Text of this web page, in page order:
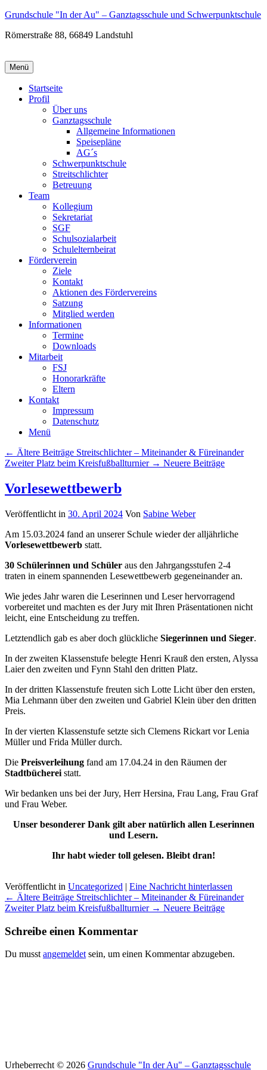
Zum
wechseln
Grundschule "In der Au" – Ganztagsschule und Schwerpunktschule
Römerstraße 88, 66849 Landstuhl
Menü
Startseite
Profil
Über uns
Ganztagsschule
Allgemeine Informationen
Speisepläne
AG´s
Schwerpunktschule
Streitschlichter
Betreuung
Team
Kollegium
Sekretariat
SGF
Schulsozialarbeit
Schulelternbeirat
Förderverein
Ziele
Kontakt
Aktionen des Fördervereins
Satzung
Mitglied werden
Informationen
Termine
Downloads
Mitarbeit
FSJ
Honorarkräfte
Eltern
Kontakt
Impressum
Datenschutz
Menü
Beitrags
Übersicht
← Ältere Beiträge Streitschlichter – Miteinander & Füreinander
Zweiter Platz beim Kreisfußballturnier → Neuere Beiträge
Vorlesewettbewerb
Veröffentlicht in 30. April 2024 Von Sabine Weber
Am 15.03.2024 fand an unserer Schule wieder der alljährliche
Vorlesewettbewerb statt.
30 Schülerinnen und Schüler aus den Jahrgangsstufen 2-4
traten in einem spannenden Lesewettbewerb gegeneinander an.
Wie jedes Jahr waren die Leserinnen und Leser hervorragend
vorbereitet und machten es der Jury mit Ihren Präsentationen nicht
leicht, eine Entscheidung zu treffen.
Letztendlich gab es aber doch glückliche Siegerinnen und Sieger.
In der zweiten Klassenstufe belegte Henri Krauß den ersten, Alyssa
Laier den zweiten und Fynn Stahl den dritten Platz.
In der dritten Klassenstufe freuten sich Lotte Licht über den ersten,
Mia Lehmann über den zweiten und Gabriel Klein über den dritten
Preis.
In der vierten Klassenstufe setzte sich Clemens Rickart vor Lenia
Müller und Frida Müller durch.
Die Preisverleihung fand am 17.04.24 in den Räumen der
Stadtbücherei statt.
Wir bedanken uns bei der Jury, Herr Hersina, Frau Lang, Frau Graf
und Frau Weber.
Unser besonderer Dank gilt aber natürlich allen Leserinnen
und Lesern.
Ihr habt wieder toll gelesen. Bleibt dran!
Veröffentlicht in Uncategorized | Eine Nachricht hinterlassen
Beitrags
Übersicht
← Ältere Beiträge Streitschlichter – Miteinander & Füreinander
Zweiter Platz beim Kreisfußballturnier → Neuere Beiträge
Schreibe einen Kommentar
Du musst angemeldet sein, um einen Kommentar abzugeben.
Urheberrecht © 2026 Grundschule "In der Au" – Ganztagsschule